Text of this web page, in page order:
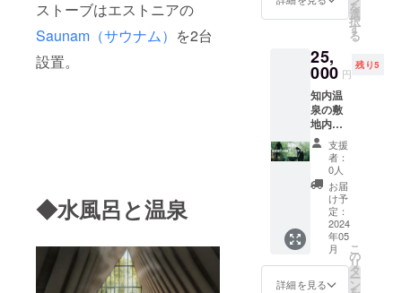
ストーブはエストニアの
Saunam（サウナム） を2台
設置。
◆水風呂と温泉
してい
す。
設まで
直接お
申し込
みくだ
さい。
※チケッ
トは
メール
でのご
連絡と
なりま
す。 ※
サウナ
ドリン
ク・タ
サウナ
ります
また、
建築家
であり
今回の
知内温
泉のサ
ウナ
（呼吸
の間）
をデザ
インし
た 森屋
さんか
ら呼吸
の間誕
生のお
巨匠の
サウナ
から温
泉の歴
史まで
学びな
がら サ
ウナの
入り方
までレ
チャー
！ サウ
ナオー
プン後
5/18（
土）17
時から
を
選
択
す
る
25,
000 円
残り5
知内温
泉の敷
地内に
ある土
地で 自
分の好
きな大
きさに
穴を掘
り自分
だけの
温泉が
作れま
す。
支援
者：
0人
お届
け予
定：
2024
年05
月
詳細を見る
こ
の
リ
タ
ー
ン